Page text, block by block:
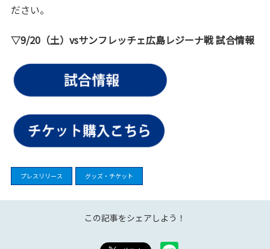
ださい。
▽9/20（土）vsサンフレッチェ広島レジーナ戦 試合情報
プレスリリース グッズ・チケット
この記事をシェアしよう！